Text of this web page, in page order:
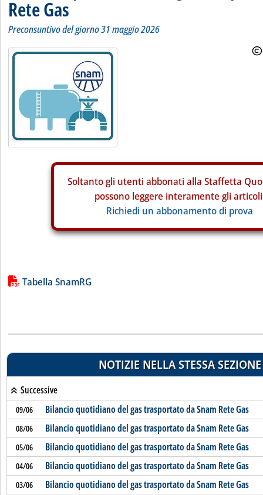
Rete Gas
Preconsuntivo del giorno 31 maggio 2026
Soltanto gli utenti abbonati alla Staffetta
possono leggere interamente gli
Richiedi un abbonamento di prova
Lista allegati PDF alla notizia
Tabella SnamRG
NOTIZIE NELLA STESSA SEZIONE
Successive
09/06 Bilancio quotidiano del gas trasportato da Snam Rete Gas
08/06 Bilancio quotidiano del gas trasportato da Snam Rete Gas
05/06 Bilancio quotidiano del gas trasportato da Snam Rete Gas
04/06 Bilancio quotidiano del gas trasportato da Snam Rete Gas
03/06 Bilancio quotidiano del gas trasportato da Snam Rete Gas